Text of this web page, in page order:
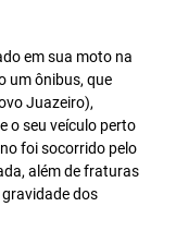
em sua moto na
um ônibus, que
Juazeiro),
o seu veículo perto
foi socorrido pelo
além de fraturas
dos